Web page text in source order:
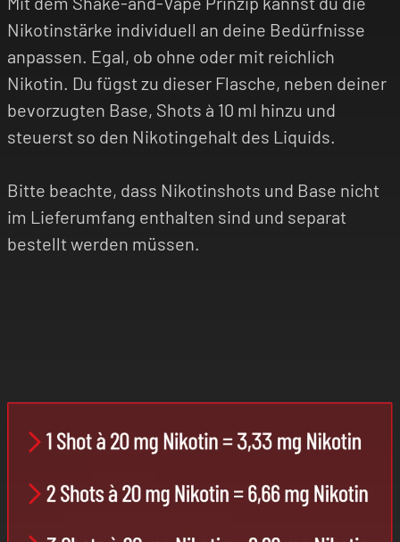
Nikotinstärke individuell an deine Bedürfnisse
anpassen. Egal, ob ohne oder mit reichlich
Nikotin. Du fügst zu dieser Flasche, neben deiner
bevorzugten Base, Shots à 10 ml hinzu und
steuerst so den Nikotingehalt des Liquids.
Bitte beachte, dass Nikotinshots und Base nicht
im Lieferumfang enthalten sind und separat
bestellt werden müssen.